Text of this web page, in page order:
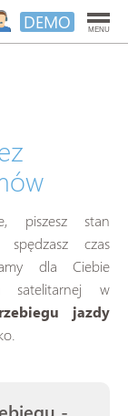
DEMO MENU
piszesz stan
czas
dla Ciebie
satelitarnej w
jazdy
-